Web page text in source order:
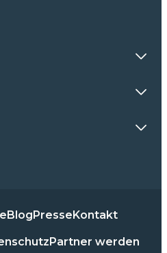
BlogPresseKontakt
Partner werden